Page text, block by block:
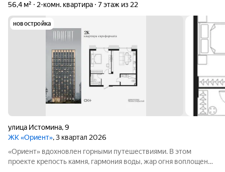
56,4 м² 2-комн. квартира 7 этаж из 22
новостройка
улица Истомина,9
ЖК «Ориент», 3 квартал 2026
«Ориент» вдохновлен горными путешествиями. В этом
проекте крепость камня, гармония воды, жар огня воплощены